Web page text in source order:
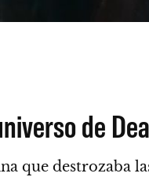
de
que destrozaba